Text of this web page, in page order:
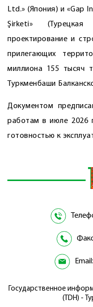
Ltd.» (Япония) и «Gap
Şirketi»
проектирование и
прилегающих
миллиона 155 тысяч
Туркменбаши
Документом
работам в июле 2026
готовностью к
Email:
Государственное
(TDH) -